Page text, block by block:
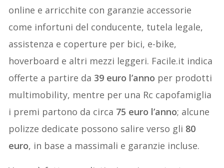
online e arricchite con garanzie accessorie
come infortuni del conducente, tutela legale,
assistenza e coperture per bici, e-bike,
hoverboard e altri mezzi leggeri. Facile.it indica
offerte a partire da 39 euro l’anno per prodotti
multimobility, mentre per una Rc capofamiglia
i premi partono da circa 75 euro l’anno; alcune
polizze dedicate possono salire verso gli 80
euro, in base a massimali e garanzie incluse.